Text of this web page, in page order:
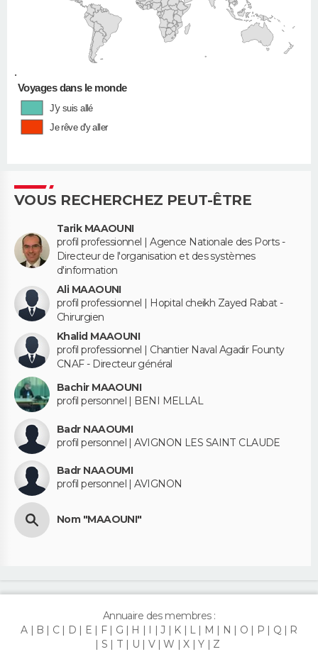
•
Voyages dans le monde
J'y suis allé
Je rêve d'y aller
VOUS RECHERCHEZ PEUT-ÊTRE
Tarik MAAOUNI
profil professionnel | Agence Nationale des Ports -
Directeur de l'organisation et des systèmes
d'information
Ali MAAOUNI
profil professionnel | Hopital cheikh Zayed Rabat -
Chirurgien
Khalid MAAOUNI
profil professionnel | Chantier Naval Agadir Founty
CNAF - Directeur général
Bachir MAAOUNI
profil personnel | BENI MELLAL
Badr NAAOUMI
profil personnel | AVIGNON LES SAINT CLAUDE
Badr NAAOUMI
profil personnel | AVIGNON
Nom "MAAOUNI"
Annuaire des membres :
A
B C D E F G H I J K L M N O P Q
R
S
T U V W X Y Z